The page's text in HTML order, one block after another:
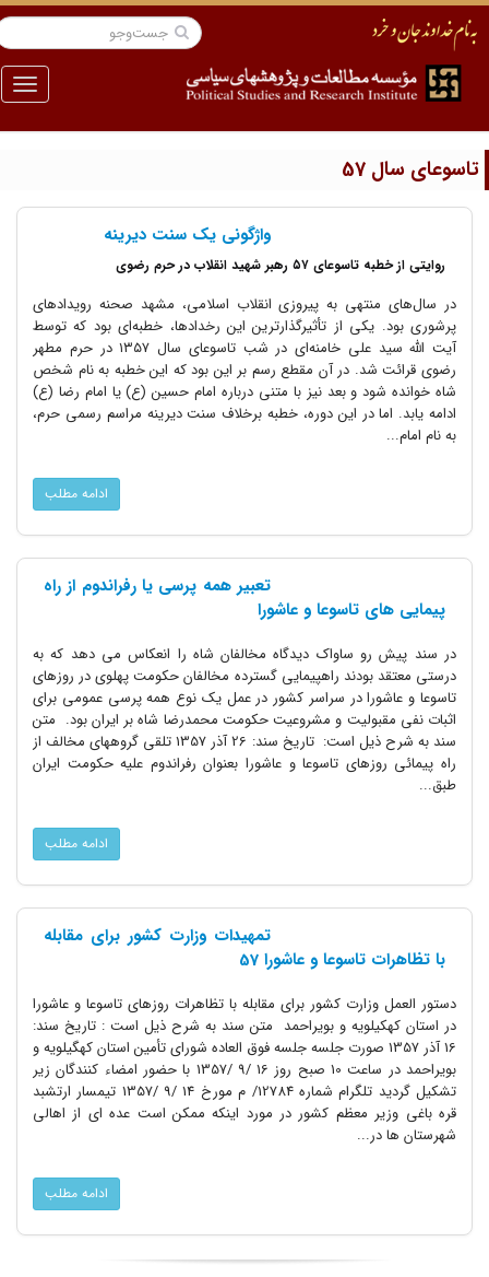
منو
سال 57
واژگونی یک سنت دیرینه
روایتی از خطبه تاسوعای ۵۷ رهبر شهید انقلاب در حرم رضوی
در سال‌های منتهی به پیروزی انقلاب اسلامی، مشهد صحنه رویدادهای
پرشوری بود. یکی از تأثیرگذارترین این رخدادها، خطبه‌ای بود که توسط
آیت الله سید علی خامنه‌ای در شب تاسوعای سال ۱۳۵۷ در حرم مطهر
رضوی قرائت شد. در آن مقطع رسم بر این بود که این خطبه به نام شخص
شاه خوانده شود و بعد نیز با متنی درباره امام حسین (ع) یا امام رضا (ع)
ادامه یابد. اما در این دوره، خطبه برخلاف سنت دیرینه مراسم رسمی حرم،
به نام امام...
ادامه مطلب
تعبیر همه پرسی یا رفراندوم از راه
پیمایی های تاسوعا و عاشورا
در سند پیش رو ساواک دیدگاه مخالفان شاه را انعکاس می دهد که به
درستی معتقد بودند راهپیمایی گسترده مخالفان حکومت پهلوی در روزهای
تاسوعا و عاشورا در سراسر کشور در عمل یک نوع همه پرسی عمومی برای
اثبات نفی مقبولیت و مشروعیت حکومت محمدرضا شاه بر ایران بود. متن
سند به شرح ذیل است: تاریخ سند: 26 آذر 1357 تلقی گروههای مخالف از
راه پیمائی روزهای تاسوعا و عاشورا بعنوان رفراندوم علیه حکومت ایران
طبق...
ادامه مطلب
تمهیدات وزارت کشور برای مقابله
با تظاهرات تاسوعا و عاشورا 57
دستور العمل وزارت کشور برای مقابله با تظاهرات روزهای تاسوعا و عاشورا
در استان کهکیلویه و بویراحمد متن سند به شرح ذیل است : تاریخ سند:
16 آذر 1357 صورت جلسه جلسه فوق العاده شورای تأمین استان کهگیلویه و
بویراحمد در ساعت 10 صبح روز 16 /9 /1357 با حضور امضاء کنندگان زیر
تشکیل گردید تلگرام شماره 12784/ م مورخ 14 /9 /1357 تیمسار ارتشبد
قره باغی وزیر معظم کشور در مورد اینکه ممکن است عده ای از اهالی
شهرستان ها در...
ادامه مطلب